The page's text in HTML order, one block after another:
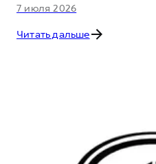
7 июля 2026
Читать дальше